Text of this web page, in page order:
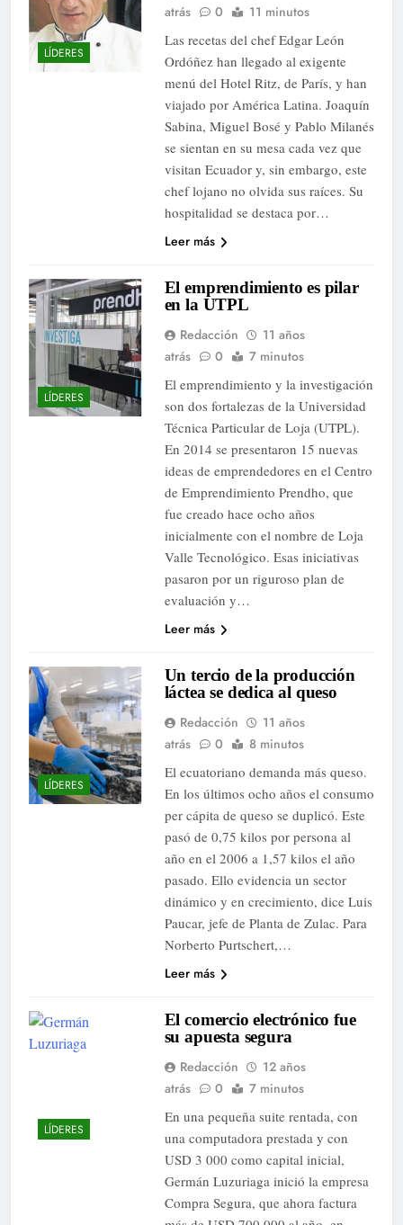
LÍDERES
atrás
0
11 minutos
Las recetas del chef Edgar León
Ordóñez han llegado al exigente
menú del Hotel Ritz, de París, y han
viajado por América Latina. Joaquín
Sabina, Miguel Bosé y Pablo Milanés
se sientan en su mesa cada vez que
visitan Ecuador y, sin embargo, este
chef lojano no olvida sus raíces. Su
hospitalidad se destaca por…
Leer más
LÍDERES
El emprendimiento es pilar
en la UTPL
Redacción
11 años
atrás
0
7 minutos
El emprendimiento y la investigación
son dos fortalezas de la Universidad
Técnica Particular de Loja (UTPL).
En 2014 se presentaron 15 nuevas
ideas de emprendedores en el Centro
de Emprendimiento Prendho, que
fue creado hace ocho años
inicialmente con el nombre de Loja
Valle Tecnológico. Esas iniciativas
pasaron por un riguroso plan de
evaluación y…
Leer más
LÍDERES
Un tercio de la producción
láctea se dedica al queso
Redacción
11 años
atrás
0
8 minutos
El ecuatoriano demanda más queso.
En los últimos ocho años el consumo
per cápita de queso se duplicó. Este
pasó de 0,75 kilos por persona al
año en el 2006 a 1,57 kilos el año
pasado. Ello evidencia un sector
dinámico y en crecimiento, dice Luis
Paucar, jefe de Planta de Zulac. Para
Norberto Purtschert,…
Leer más
LÍDERES
El comercio electrónico fue
su apuesta segura
Redacción
12 años
atrás
0
7 minutos
En una pequeña suite rentada, con
una computadora prestada y con
USD 3 000 como capital inicial,
Germán Luzuriaga inició la empresa
Compra Segura, que ahora factura